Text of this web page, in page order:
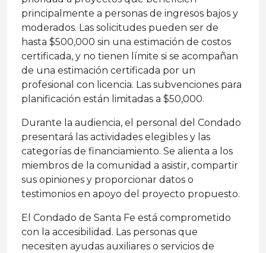
principalmente a personas de ingresos bajos y
moderados. Las solicitudes pueden ser de
hasta $500,000 sin una estimación de costos
certificada, y no tienen límite si se acompañan
de una estimación certificada por un
profesional con licencia. Las subvenciones para
planificación están limitadas a $50,000.
Durante la audiencia, el personal del Condado
presentará las actividades elegibles y las
categorías de financiamiento. Se alienta a los
miembros de la comunidad a asistir, compartir
sus opiniones y proporcionar datos o
testimonios en apoyo del proyecto propuesto.
El Condado de Santa Fe está comprometido
con la accesibilidad. Las personas que
necesiten ayudas auxiliares o servicios de